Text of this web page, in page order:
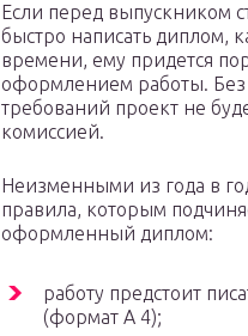
Если перед выпускником
быстро написать диплом,
времени, ему придется
оформлением работы.
требований проект не
комиссией.
Неизменными из года в
правила, которым
оформленный диплом:
работу предстоит
(формат А 4);